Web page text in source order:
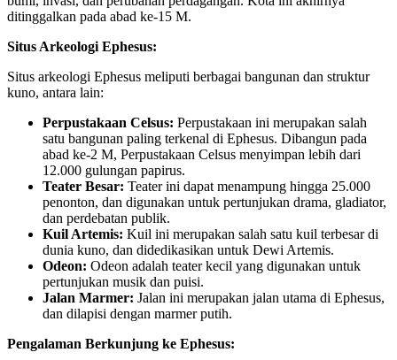
ditinggalkan pada abad ke-15 M.
Situs Arkeologi Ephesus:
Situs arkeologi Ephesus meliputi berbagai bangunan dan struktur
kuno, antara lain:
Perpustakaan Celsus: Perpustakaan ini merupakan salah
satu bangunan paling terkenal di Ephesus. Dibangun pada
abad ke-2 M, Perpustakaan Celsus menyimpan lebih dari
12.000 gulungan papirus.
Teater Besar: Teater ini dapat menampung hingga 25.000
penonton, dan digunakan untuk pertunjukan drama, gladiator,
dan perdebatan publik.
Kuil Artemis: Kuil ini merupakan salah satu kuil terbesar di
dunia kuno, dan didedikasikan untuk Dewi Artemis.
Odeon: Odeon adalah teater kecil yang digunakan untuk
pertunjukan musik dan puisi.
Jalan Marmer: Jalan ini merupakan jalan utama di Ephesus,
dan dilapisi dengan marmer putih.
Pengalaman Berkunjung ke Ephesus: